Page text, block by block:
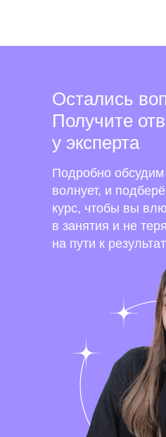
Остались
Получите
у эксперта
Подробно обсудим
волнует, и
курс, чтобы вы
в занятия и не
на пути к